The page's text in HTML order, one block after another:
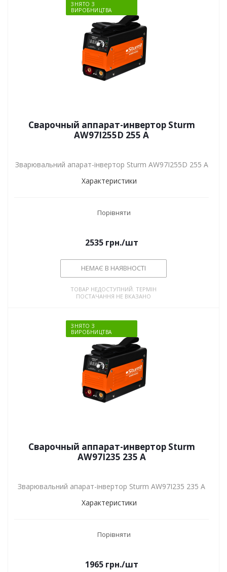
ЗНЯТО З
ВИРОБНИЦТВА
Сварочный аппарат-инвертор Sturm
AW97I255D 255 А
Зварювальний апарат-інвертор Sturm AW97I255D 255 А
Характеристики
Порівняти
2535 грн./шт
НЕМАЄ В НАЯВНОСТІ
ТОВАР НЕДОСТУПНИЙ. ТЕРМІН
ПОСТАЧАННЯ НЕ ВКАЗАНО
ЗНЯТО З
ВИРОБНИЦТВА
Сварочный аппарат-инвертор Sturm
AW97I235 235 А
Зварювальний апарат-інвертор Sturm AW97I235 235 А
Характеристики
Порівняти
1965 грн./шт